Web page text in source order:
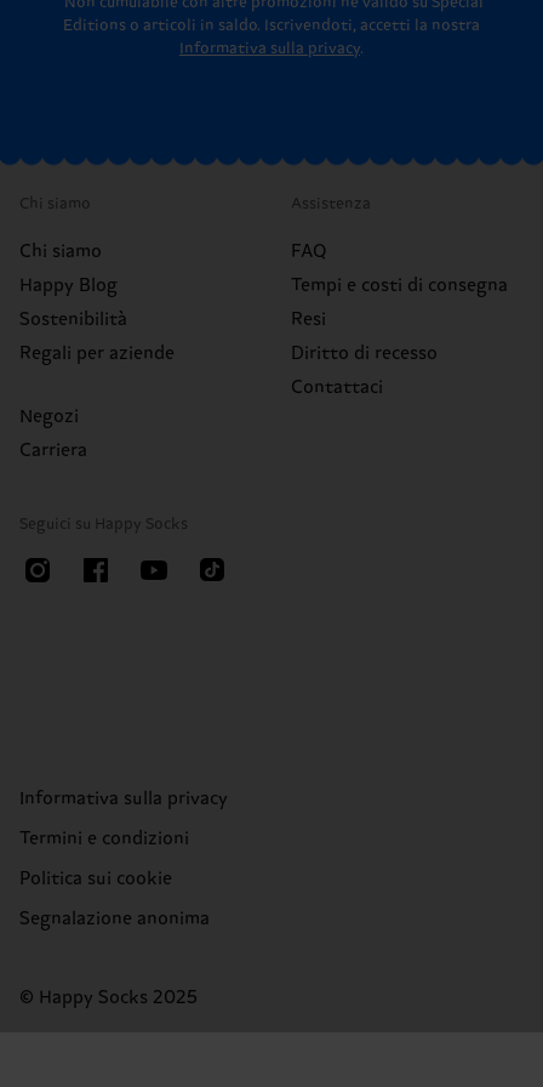
Editions o articoli in saldo. Iscrivendoti, accetti la nostra
Informativa sulla privacy.
Chi siamo
Chi siamo
Happy Blog
Sostenibilità
Regali per aziende
Negozi
Carriera
Assistenza
FAQ
Tempi e costi di consegna
Resi
Diritto di recesso
Contattaci
Seguici su Happy Socks
Informativa sulla privacy
Termini e condizioni
Politica sui cookie
Segnalazione anonima
© Happy Socks 2025